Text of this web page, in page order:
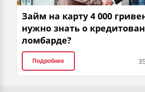
Займ на карту 4 000
нужно знать о
ломбарде?
Подробнее